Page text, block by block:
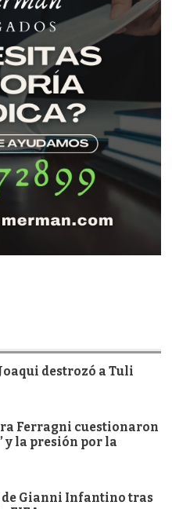
destrozó a Tuli
Ferragni cuestionaron
y la presión por la
Gianni Infantino tras